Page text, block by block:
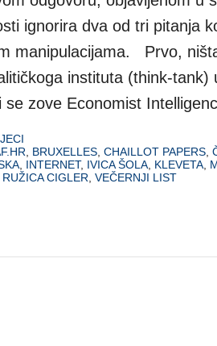
ignorira dva od tri pitanja
manipulacijama. Prvo,
instituta (think-tank)
se zove Economist
BRUXELLES CHAILLOT PAPERS
INTERNET, IVICA ŠOLA KLEVETA
RUŽICA CIGLER VEČERNJI LIST